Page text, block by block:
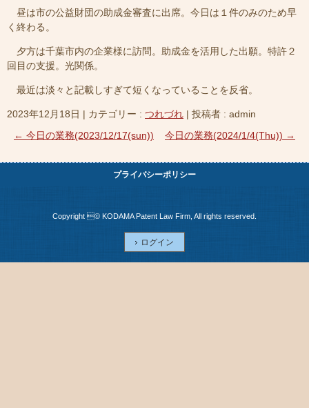
昼は市の公益財団の助成金審査に出席。今日は１件のみのため早
く終わる。
夕方は千葉市内の企業様に訪問。助成金を活用した出願。特許２
回目の支援。光関係。
最近は淡々と記載しすぎて短くなっていることを反省。
2023年12月18日 | カテゴリー : つれづれ | 投稿者 : admin
← 今日の業務(2023/12/17(sun)) 今日の業務(2024/1/4(Thu)) →
プライバシーポリシー
Copyright © KODAMA Patent Law Firm, All rights reserved.
ログイン